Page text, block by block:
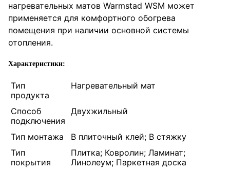
нагревательных матов Warmstad WSM может
применяется для комфортного обогрева
помещения при наличии основной системы
отопления.
Характеристики:
Тип
продукта
Нагревательный мат
Способ
подключения
Двухжильный
Тип монтажа
В плиточный клей; В стяжку
Тип
покрытия
Плитка; Ковролин; Ламинат;
Линолеум; Паркетная доска